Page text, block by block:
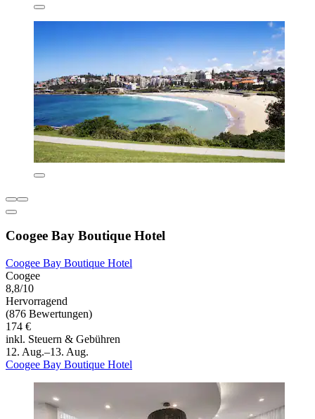
Coogee Bay Boutique Hotel
Coogee Bay Boutique Hotel
Coogee
8,8/10
Hervorragend
(876 Bewertungen)
174 €
inkl. Steuern & Gebühren
12. Aug.–13. Aug.
Coogee Bay Boutique Hotel